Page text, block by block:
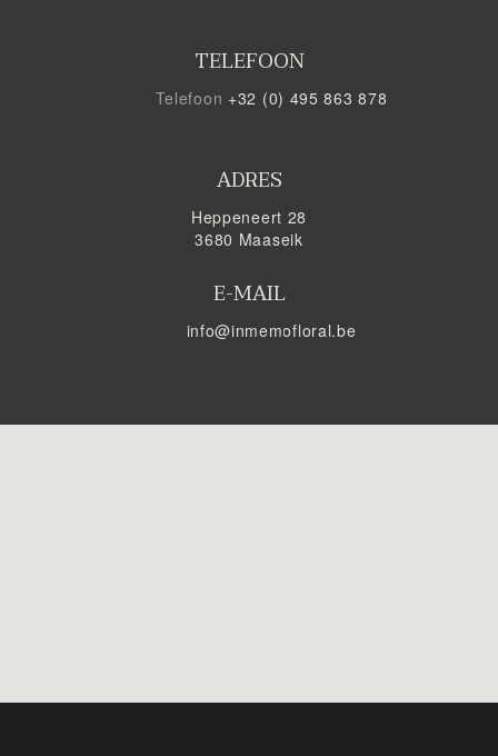
TELEFOON
Telefoon +32 (0) 495 863 878
ADRES
Heppeneert 28
3680 Maaseik
E-MAIL
info@inmemofloral.be